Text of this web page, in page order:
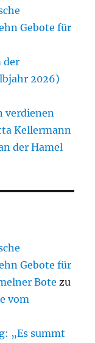
Gebote für
der
2026)
verdienen
Kellermann
der Hamel
Gebote für
Bote zu
vom
„Es summt